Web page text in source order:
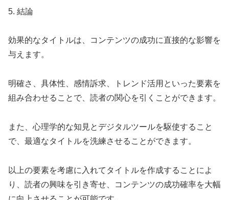
5. 結論
効果的なタイトルは、コンテンツの成功に直接的な影響を
与えます。
明確さ、具体性、感情訴求、トレンド活用といった要素を
組み合わせることで、読者の関心を引くことができます。
また、心理学的な知見とデジタルツールを駆使すること
で、最適なタイトルを洗練させることができます。
以上の要素を考慮に入れてタイトルを作成することによ
り、読者の興味を引き寄せ、コンテンツの成功確率を大幅